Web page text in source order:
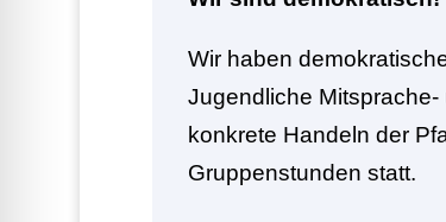
Wir haben
Jugendliche
konkrete Handeln der
Gruppenstunden statt.